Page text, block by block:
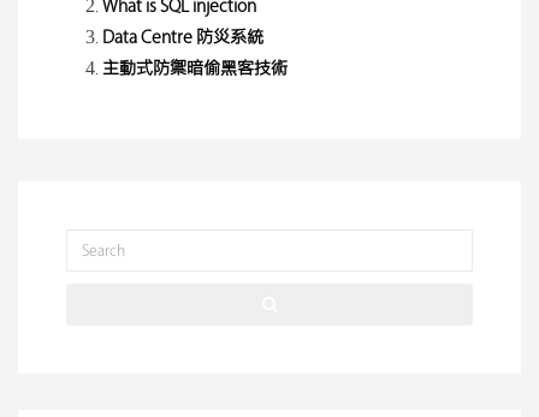
What is SQL injection
Data Centre 防災系統
主動式防禦暗偷黑客技術